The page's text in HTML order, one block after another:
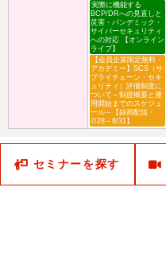
実際に機能する
BCP/DRへの見直しと
災害・パンデミック・
サイバーセキュリティ
への対応 【オンライン
ライブ】
【会員企業限定無料・
アカデミー】SCS（サ
プライチェーン・セキ
ュリティ）評価制度に
ついて～制度概要と運
用開始までのスケジュ
ール～【録画配信・
7/28～8/31】
セミナーを探す